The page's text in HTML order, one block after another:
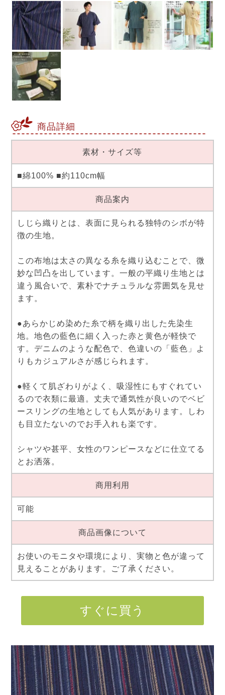
商品詳細
素材・サイズ等
■綿100% ■約110cm幅
商品案内
しじら織りとは、表面に見られる独特のシボが特
徴の生地。
この布地は太さの異なる糸を織り込むことで、微
妙な凹凸を出しています。一般の平織り生地とは
違う風合いで、素朴でナチュラルな雰囲気を見せ
ます。
●あらかじめ染めた糸で柄を織り出した先染生
地。地色の藍色に細く入った赤と黄色が軽快で
す。デニムのような配色で、色違いの「藍色」よ
りもカジュアルさが感じられます。
●軽くて肌ざわりがよく、吸湿性にもすぐれてい
るので衣類に最適。丈夫で通気性が良いのでベビ
ースリングの生地としても人気があります。しわ
も目立たないのでお手入れも楽です。
シャツや甚平、女性のワンピースなどに仕立てる
とお洒落。
商用利用
可能
商品画像について
お使いのモニタや環境により、実物と色が違って
見えることがあります。ご了承ください。
すぐに買う